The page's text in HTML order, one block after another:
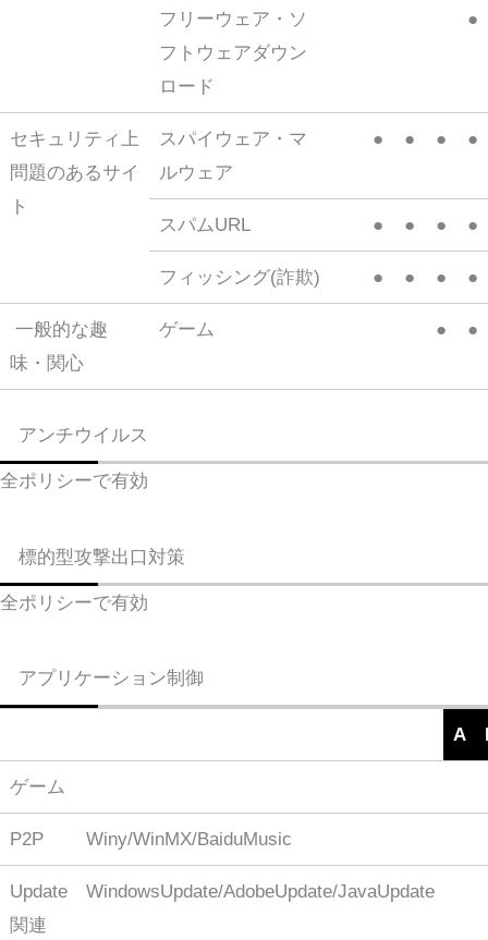
フリーウェア・ソ
フトウェアダウン
ロード
●
セキュリティ上
問題のあるサイ
ト
スパイウェア・マ
ルウェア
● ● ● ●
スパムURL ● ● ● ●
フィッシング(詐欺) ● ● ● ●
一般的な趣
味・関心
ゲーム ● ●
アンチウイルス
全ポリシーで有効
標的型攻撃出口対策
全ポリシーで有効
アプリケーション制御
A
ゲーム
P2P Winy/WinMX/BaiduMusic
Update
関連
WindowsUpdate/AdobeUpdate/JavaUpdate